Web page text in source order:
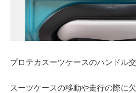
プロテカスーツケースのハンドル交
スーツケースの移動や走行の際に